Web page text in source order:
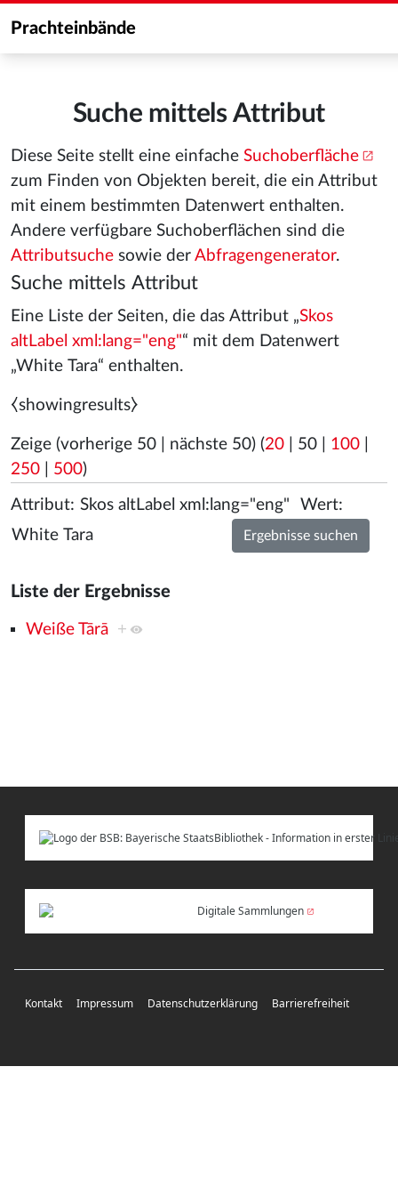
Prachteinbände
Suche mittels Attribut
Diese Seite stellt eine einfache Suchoberfläche
zum Finden von Objekten bereit, die ein Attribut
mit einem bestimmten Datenwert enthalten.
Andere verfügbare Suchoberflächen sind die
Attributsuche sowie der Abfragengenerator.
Suche mittels Attribut
Eine Liste der Seiten, die das Attribut „Skos
altLabel xml:lang="eng"“ mit dem Datenwert
„White Tara“ enthalten.
⧼showingresults⧽
Zeige (vorherige 50 nächste 50) (20 50 100
250
500)
Attribut: Wert:
Liste der Ergebnisse
Weiße Tārā +
Digitale Sammlungen
Kontakt Impressum Datenschutzerklärung Barrierefreiheit